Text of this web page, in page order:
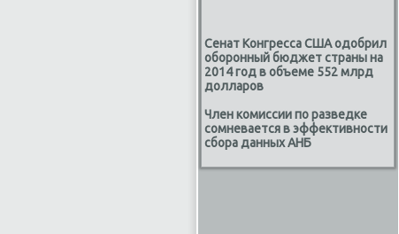
Сенат Конгресса США одобрил
оборонный бюджет страны на
2014 год в объеме 552 млрд
долларов
Член комиссии по разведке
сомневается в эффективности
сбора данных АНБ